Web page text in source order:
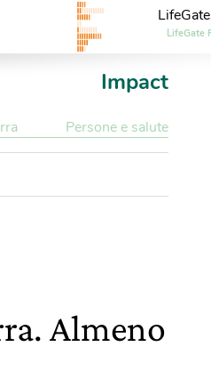
LifeGate
Impact
Persone e salute
Almeno